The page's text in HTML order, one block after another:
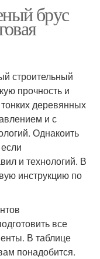
брус
строительный
прочность и
тонких деревянных
и с
Однакоить
и технологий. В
инструкцию по
все
В таблице
понадобится.